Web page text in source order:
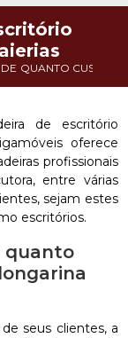
ESCRITORIO
QUANTO CUSTA
de escritório
oferece
profissionais
entre várias
sejam estes
escritórios.
quanto
seus clientes, a